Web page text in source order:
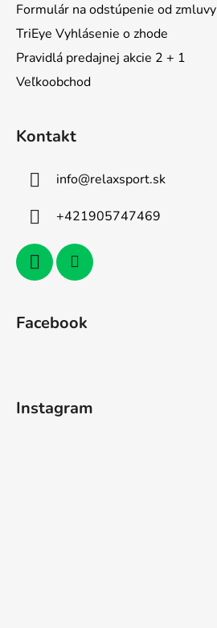
Formulár na odstúpenie od zmluvy
TriEye Vyhlásenie o zhode
Pravidlá predajnej akcie 2 + 1
Veľkoobchod
Kontakt
info@relaxsport.sk
+421905747469
Facebook
Instagram